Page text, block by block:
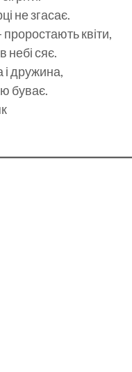
не згасає.
квіти,
небі сяє.
дружина,
буває.